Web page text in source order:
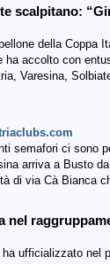
scalpitano:
della Coppa
accolto con
Varesina,
semafori ci sono
arriva a Busto
di via Cà Bianca
nel
ufficializzato nel